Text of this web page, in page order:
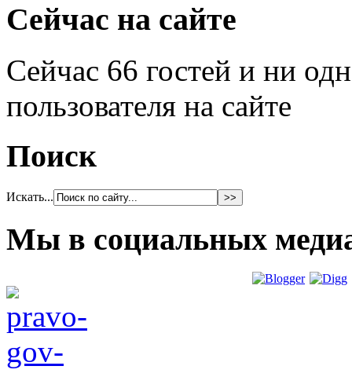
Сейчас на сайте
Сейчас 66 гостей и ни
пользователя на сайте
Поиск
Искать...
Мы в социальных